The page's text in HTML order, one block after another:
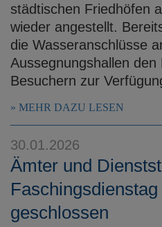
städtischen Friedhöfen
wieder angestellt.
die Wasseranschlüsse
Aussegnungshallen den
Besuchern zur
MEHR DAZU LESEN
30.01.2026
Ämter und
geschlossen